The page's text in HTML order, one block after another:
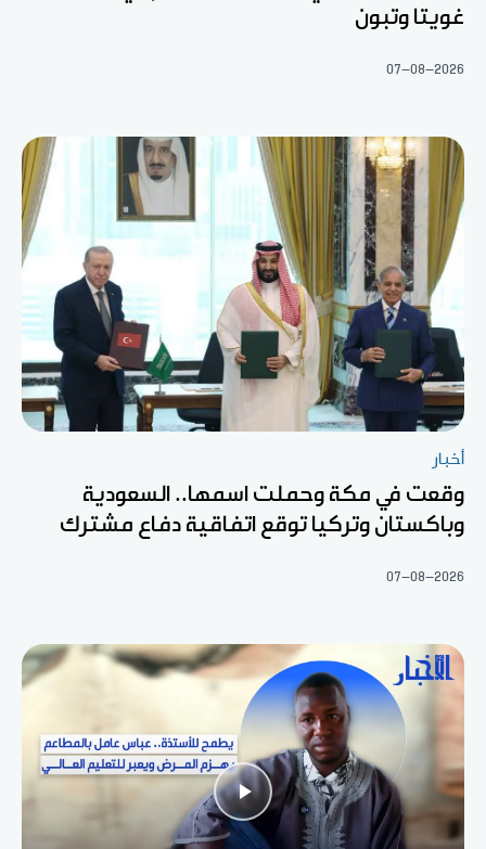
غويتا وتبون
07-08-2026
أخبار
وقعت في مكة وحملت اسمها.. السعودية
وباكستان وتركيا توقع اتفاقية دفاع مشترك
07-08-2026